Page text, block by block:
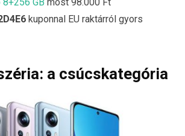
8+256 GB most 98.000 Ft
kuponnal EU raktárról gyors
a csúcskategória